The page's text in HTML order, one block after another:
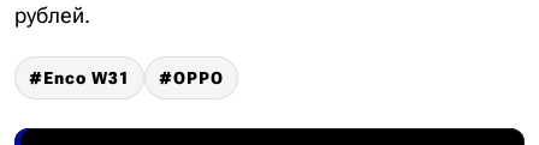
рублей.
Enco W31 OPPO